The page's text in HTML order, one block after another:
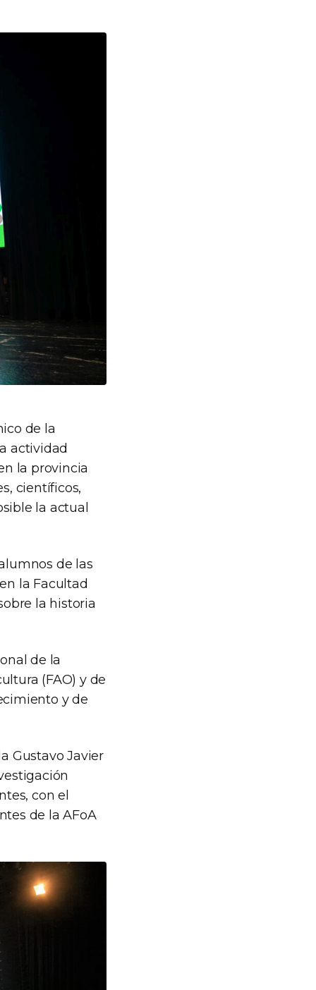
de la
actividad
la provincia
científicos,
la actual
de las
la Facultad
la historia
de la
(FAO) y de
y de
Gustavo Javier
con el
de la AFoA